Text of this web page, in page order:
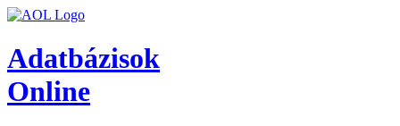
Adatbázisok
Online